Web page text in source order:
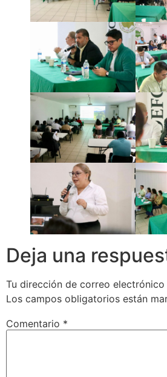
Deja una
Tu dirección de correo
Los campos obligatorios están
Comentario *